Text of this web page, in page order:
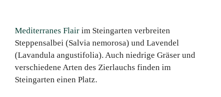
Mediterranes Flair im Steingarten verbreiten
Steppensalbei (Salvia nemorosa) und Lavendel
(Lavandula angustifolia). Auch niedrige Gräser und
verschiedene Arten des Zierlauchs finden im
Steingarten einen Platz.